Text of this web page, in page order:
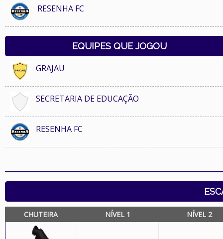
RESENHA FC
EQUIPES QUE JOGOU
GRAJAU
SECRETARIA DE EDUCAÇÃO
RESENHA FC
CHUTEIRA NÍVEL 1 NÍVEL 2